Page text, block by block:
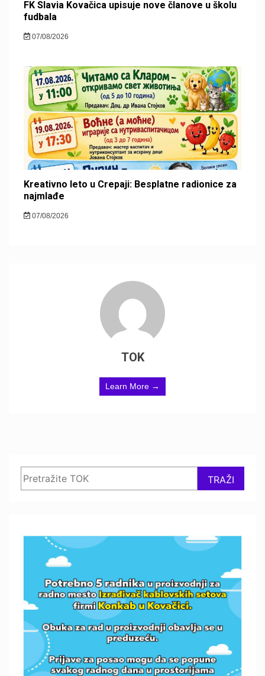
FK Slavia Kovačica upisuje nove članove u školu
fudbala
07/08/2026
Kreativno leto u Crepaji: Besplatne radionice za
najmlađe
07/08/2026
TOK
Learn More →
TRAŽI